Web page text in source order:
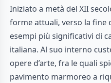
Iniziato a metà del XII
forme attuali, verso la fine
esempi più significativi di
italiana. Al suo interno
opere d’arte, fra le quali
pavimento marmoreo a